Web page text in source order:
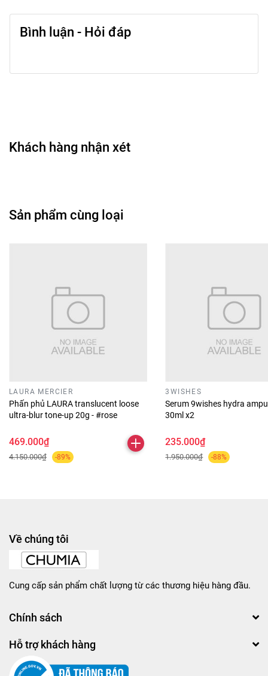
Bình luận - Hỏi đáp
Khách hàng nhận xét
Sản phẩm cùng loại
LAURA MERCIER
Phấn phủ LAURA translucent loose
ultra-blur tone-up 20g - #rose
469.000₫
4.150.000₫ -89%
3WISHES
Serum 9wishes hydra
30ml x2
235.000₫
1.950.000₫ -88%
Về chúng tôi
Cung cấp sản phẩm chất lượng từ các thương hiệu hàng đầu.
Chính sách
Hỗ trợ khách hàng